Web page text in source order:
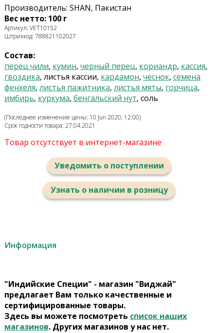
Производитель: SHAN, Пакистан
Вес нетто: 100 г
Артикул: VET10152
Штрихкод: 788821102027
Состав:
перец чили, кумин, черный перец, кориандр, кассия,
гвоздика, листья кассии, кардамон, чеснок, семена
фенхеля, листья пажитника, листья мяты, горчица,
имбирь, куркума, бенгальский нут, соль
(Последнее изменение цены: 10 Jun 2020, 12:00)
Срок годности товара: 27.04.2021
Товар отсутствует в интернет-магазине
Уведомить о поступлении
Узнать о наличии в розницу
Информация
"Индийские Специи" - магазин "Виджай"
предлагает Вам только качественные и
сертифицированные товары.
Здесь вы можете посмотреть список наших
магазинов. Других магазинов у нас нет.